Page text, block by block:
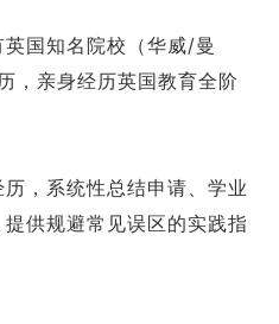
国知名院校（华威/曼
，亲身经历英国教育全阶
，系统性总结申请、学业
供规避常见误区的实践指